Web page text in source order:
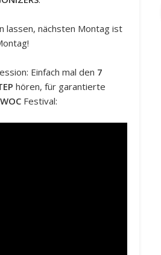
lassen, nächsten Montag ist
Einfach mal den 7
hören, für garantierte
Festival: